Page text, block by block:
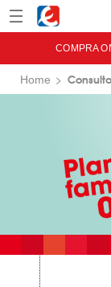
Menú Eroski
COMPRA
Home